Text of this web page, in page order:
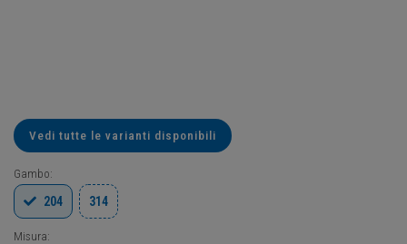
Vedi tutte le varianti disponibili
Gambo:
204
314
Misura: